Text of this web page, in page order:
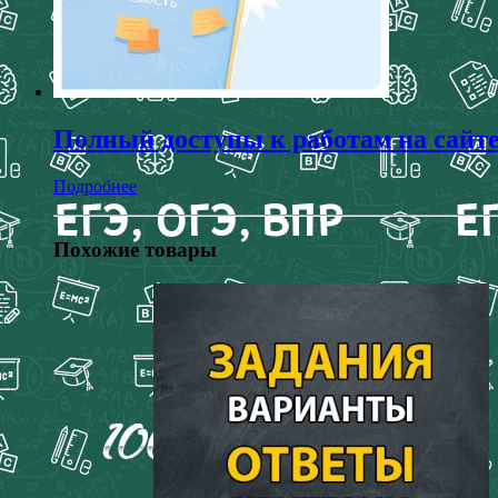
Полный доступы к работам на
Подробнее
Похожие товары